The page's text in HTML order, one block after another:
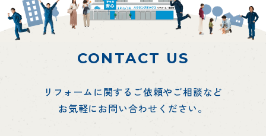
CONTACT US
リフォームに関するご依頼やご相談など
お気軽にお問い合わせください。